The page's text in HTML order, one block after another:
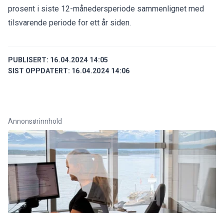
prosent i siste 12-månedersperiode sammenlignet med
tilsvarende periode for ett år siden.
PUBLISERT: 16.04.2024 14:05
SIST OPPDATERT: 16.04.2024 14:06
Annonsørinnhold